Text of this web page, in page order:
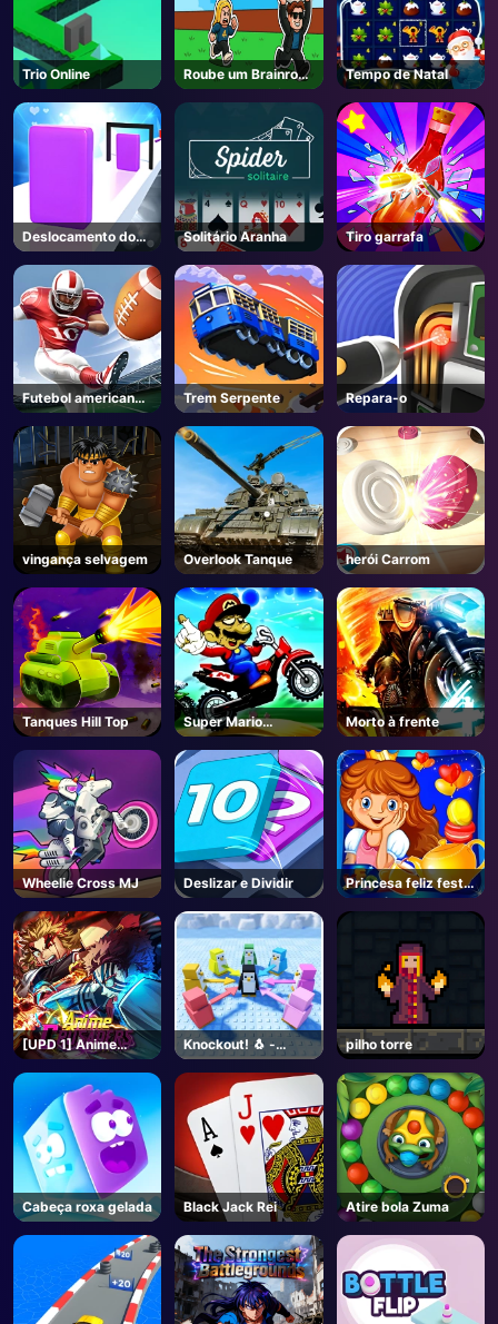
AD
Trio Online
Roube um Brainrot-
Unblocked Online
Tempo de Natal
Deslocamento do
cubo
Solitário Aranha Tiro garrafa
Futebol americano
chutes
Trem Serpente Repara-o
vingança selvagem Overlook Tanque herói Carrom
Tanques Hill Top
Super Mario
Halloween Wheelie
Morto à frente
Wheelie Cross MJ Deslizar e Dividir
Princesa feliz festa
de chá cozinhar
[UPD 1] Anime
Crusaders - Roblox
Knockout! 🐧 -
Roblox
pilho torre
Cabeça roxa gelada Black Jack Rei Atire bola Zuma